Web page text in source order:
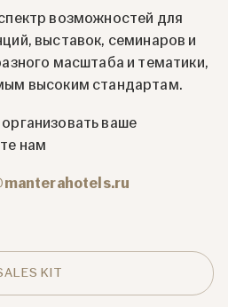
возможностей для
выставок, семинаров и
масштаба и тематики,
высоким стандартам.
ваше
нам
KIT